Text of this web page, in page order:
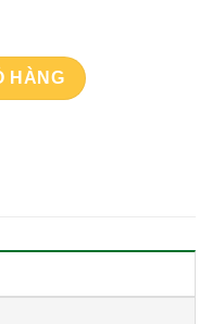
HÀNG